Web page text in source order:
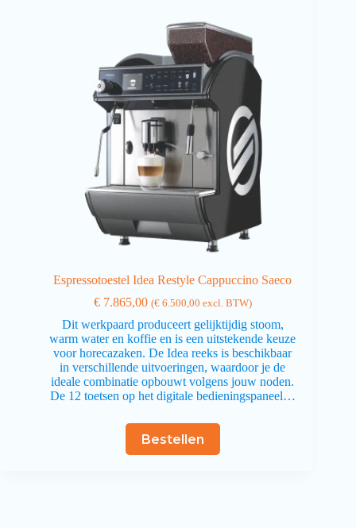
Espressotoestel Idea Restyle Cappuccino Saeco
€7.865,00 (€6.500,00 excl. BTW)
Dit werkpaard produceert gelijktijdig stoom,
warm water en koffie en is een uitstekende keuze
voor horecazaken. De Idea reeks is beschikbaar
in verschillende uitvoeringen, waardoor je de
ideale combinatie opbouwt volgens jouw noden.
De 12 toetsen op het digitale bedieningspaneel…
Bestellen